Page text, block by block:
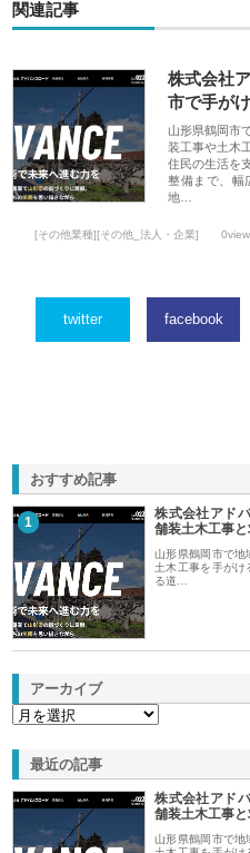
関連記事
株式会社
市で手が
山形県鶴岡市
装工事や土木
住民の生活を
整備まで、幅
地…
[その他業種][その他_法人・企業]
twitter facebook
おすすめ記事
1
株式会社アド
舗装土木工事
山形県鶴岡市で地
土木工事を手がけ
る道…
アーカイブ
最近の記事
株式会社アド
舗装土木工事
山形県鶴岡市で地